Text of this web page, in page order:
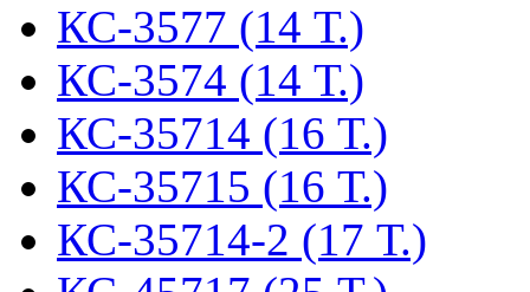
КС-3577 (14 Т.)
КС-3574 (14 Т.)
КС-35714 (16 Т.)
КС-35715 (16 Т.)
КС-35714-2 (17 Т.)